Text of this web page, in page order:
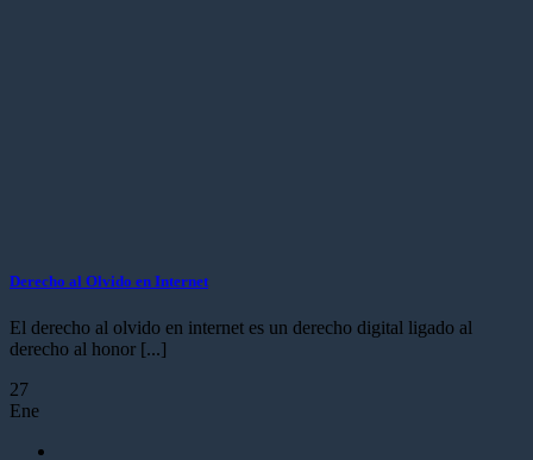
Derecho al Olvido en Internet
El derecho al olvido en internet es un derecho digital ligado al
derecho al honor [...]
27
Ene